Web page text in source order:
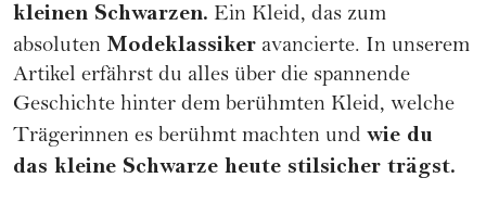
kleinen Schwarzen. Ein Kleid, das zum
absoluten Modeklassiker avancierte. In unserem
Artikel erfährst du alles über die spannende
Geschichte hinter dem berühmten Kleid, welche
Trägerinnen es berühmt machten und wie du
das kleine Schwarze heute stilsicher trägst.